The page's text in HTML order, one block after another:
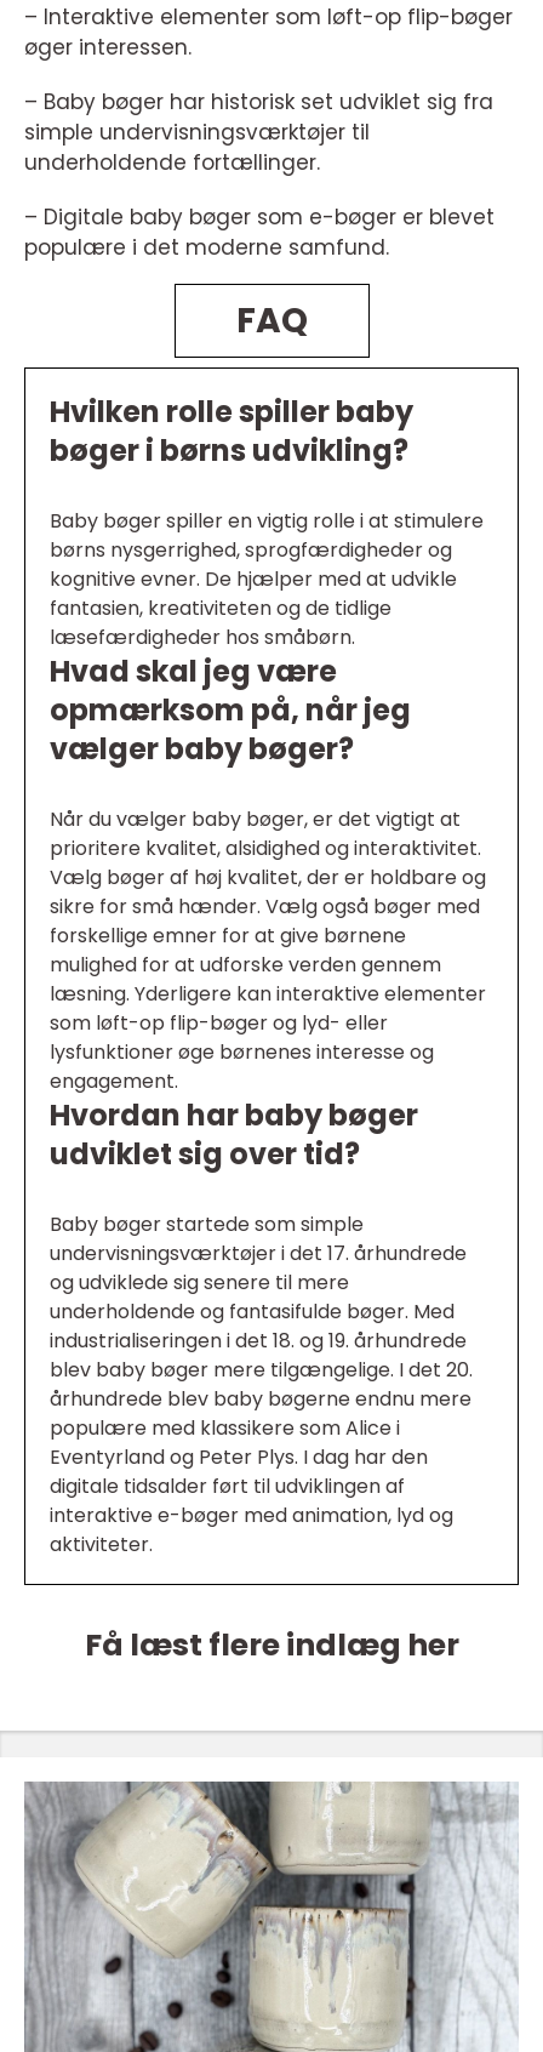
– Interaktive elementer som løft-op flip-bøger
øger interessen.
– Baby bøger har historisk set udviklet sig fra
simple undervisningsværktøjer til
underholdende fortællinger.
– Digitale baby bøger som e-bøger er blevet
populære i det moderne samfund.
FAQ
Hvilken rolle spiller baby
bøger i børns udvikling?
Baby bøger spiller en vigtig rolle i at stimulere
børns nysgerrighed, sprogfærdigheder og
kognitive evner. De hjælper med at udvikle
fantasien, kreativiteten og de tidlige
læsefærdigheder hos småbørn.
Hvad skal jeg være
opmærksom på, når jeg
vælger baby bøger?
Når du vælger baby bøger, er det vigtigt at
prioritere kvalitet, alsidighed og interaktivitet.
Vælg bøger af høj kvalitet, der er holdbare og
sikre for små hænder. Vælg også bøger med
forskellige emner for at give børnene
mulighed for at udforske verden gennem
læsning. Yderligere kan interaktive elementer
som løft-op flip-bøger og lyd- eller
lysfunktioner øge børnenes interesse og
engagement.
Hvordan har baby bøger
udviklet sig over tid?
Baby bøger startede som simple
undervisningsværktøjer i det 17. århundrede
og udviklede sig senere til mere
underholdende og fantasifulde bøger. Med
industrialiseringen i det 18. og 19. århundrede
blev baby bøger mere tilgængelige. I det 20.
århundrede blev baby bøgerne endnu mere
populære med klassikere som Alice i
Eventyrland og Peter Plys. I dag har den
digitale tidsalder ført til udviklingen af
interaktive e-bøger med animation, lyd og
aktiviteter.
Få læst flere indlæg her